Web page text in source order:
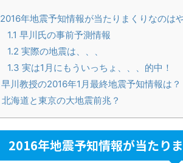
2016年地震予知情報が当たりまくりなのは
1.1 早川氏の事前予測情報
1.2 実際の地震は、、、
1.3 実は1月にもういっちょ、、、的中！
早川教授の2016年1月最終地震予知情報は？
北海道と東京の大地震前兆？
2016年地震予知情報が当たり